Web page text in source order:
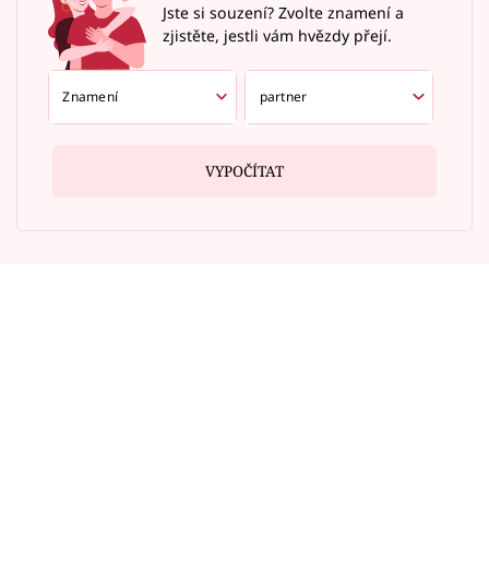
Jste si souzení? Zvolte znamení a
zjistěte, jestli vám hvězdy přejí.
VYPOČÍTAT